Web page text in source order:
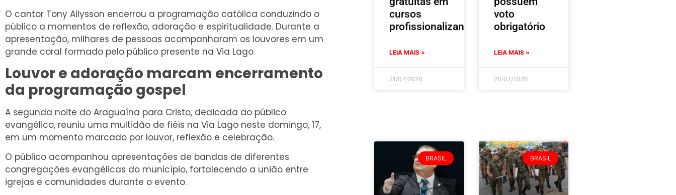
O cantor Tony Allysson encerrou a programação católica conduzindo o
público a momentos de reflexão, adoração e espiritualidade. Durante a
apresentação, milhares de pessoas acompanharam os louvores em um
grande coral formado pelo público presente na Via Lago.
Louvor e adoração marcam encerramento
da programação gospel
A segunda noite do Araguaína para Cristo, dedicada ao público
evangélico, reuniu uma multidão de fiéis na Via Lago neste domingo, 17,
em um momento marcado por louvor, reflexão e celebração.
O público acompanhou apresentações de bandas de diferentes
congregações evangélicas do município, fortalecendo a união entre
igrejas e comunidades durante o evento.
cursos
profissionalizantes
LEIA MAIS »
21/07/2026
voto
obrigatório
LEIA MAIS »
20/07/2026
BRASIL BRASIL